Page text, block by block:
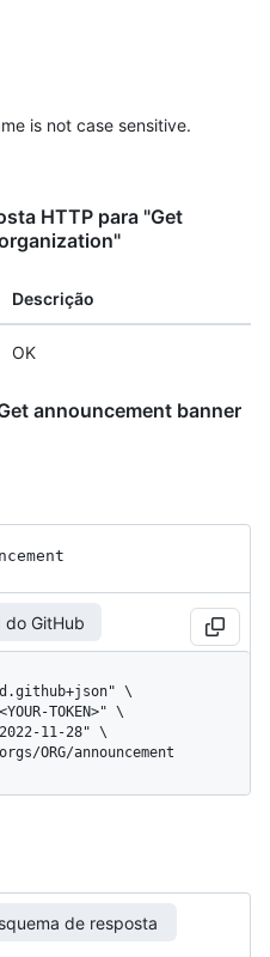
is not case sensitive.
HTTP para "Get
Descrição
OK
announcement banner
do GitHub
ORG/announcement
de resposta